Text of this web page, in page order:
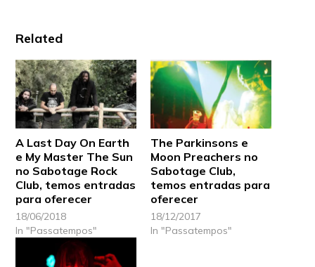
Related
A Last Day On Earth
e My Master The Sun
no Sabotage Rock
Club, temos entradas
para oferecer
18/06/2018
In "Passatempos"
The Parkinsons e
Moon Preachers no
Sabotage Club,
temos entradas para
oferecer
18/12/2017
In "Passatempos"